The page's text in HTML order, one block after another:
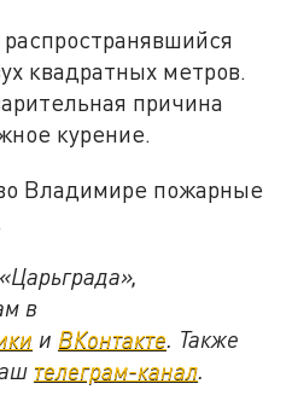
квадратных метров.
причина
курение.
Владимире пожарные
в
и ВКонтакте . Также
телеграм-канал